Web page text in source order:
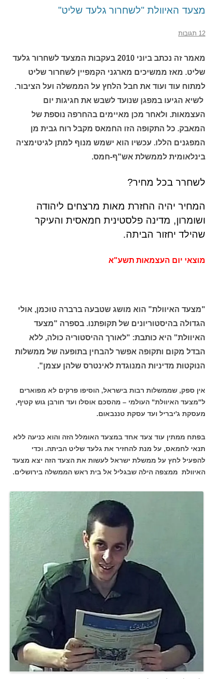
מצעד האיוולת "לשחרור גלעד שליט"
12 תגובות
מאמר זה נכתב ביוני 2010 בעקבות המצעד לשחרור גלעד
שליט. מאז ממשיכים מארגני הקמפיין לשחרור שליט
למתוח עוד ועוד את חבל הלחץ על הממשלה ועל הציבור.
לשיא הגיעו במפגן שנועד לשבש את חגיגות יום
העצמאות. ולאחר מכן מאיימים בהחרפה נוספת של
המאבק. כל התקופה הזו החמאס מקבל רוח גבית מן
המפגנים הללו. עכשיו הוא ישמש מנוף למתן לגיטימציה
בינלאומית לממשלת אש"ף-חמס.
לשחרר בכל מחיר?
המחיר יהיה החזרת מאות מרצחים ליהודה
ושומרון, מדינה פלסטינית חמאסית והעיקר
שהילד יחזור הביתה.
מוצאי יום העצמאות תשע"א
"מצעד האיוולת" הוא מושג שטבעה ברברה טוכמן, אולי
הגדולה בהיסטוריונים של תקופתנו. בספרה "מצעד
האיוולת" היא כותבת: "לאורך ההיסטוריה כולה, ללא
הבדל מקום ותקופה אפשר להבחין בתופעה של ממשלות
הנוקטות מדיניות המנוגדת לאינטרס שלהן עצמן".
אין ספק, שממשלות רבות בישראל, הוסיפו פרקים לא מפוארים
ל"מצעד האיוולת" העולמי – מהסכם אוסלו ועד חורבן גוש קטיף,
מעסקת ג'יבריל ועד עסקת טננבאום.
בפתח ממתין עוד צעד אחד במצעד האומלל הזה והוא כניעה ללא
תנאי לחמאס, על מנת להחזיר את גלעד שליט הביתה. וכדי
להפעיל לחץ על ממשלת ישראל לעשות את הצעד הזה יצא מצעד
האיוולת ממצפה הילה שבגליל אל בית ראש הממשלה בירושלים.